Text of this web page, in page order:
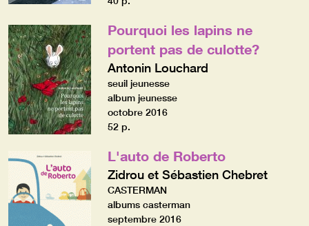
Pourquoi les lapins ne
portent pas de culotte?
Antonin Louchard
seuil jeunesse
album jeunesse
octobre 2016
52 p.
L'auto de Roberto
Zidrou et Sébastien Chebret
CASTERMAN
albums casterman
septembre 2016